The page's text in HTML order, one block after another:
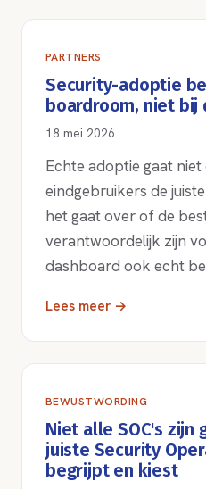
PARTNERS
Security-adoptie
boardroom, niet bij
18 mei 2026
Echte adoptie gaat
eindgebruikers de
het gaat over of de
verantwoordelijk zijn
dashboard ook echt
Lees meer →
BEWUSTWORDING
Niet alle SOC's zijn
juiste Security
begrijpt en kiest